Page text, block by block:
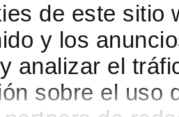
de este sitio
y los
analizar el
sobre el uso